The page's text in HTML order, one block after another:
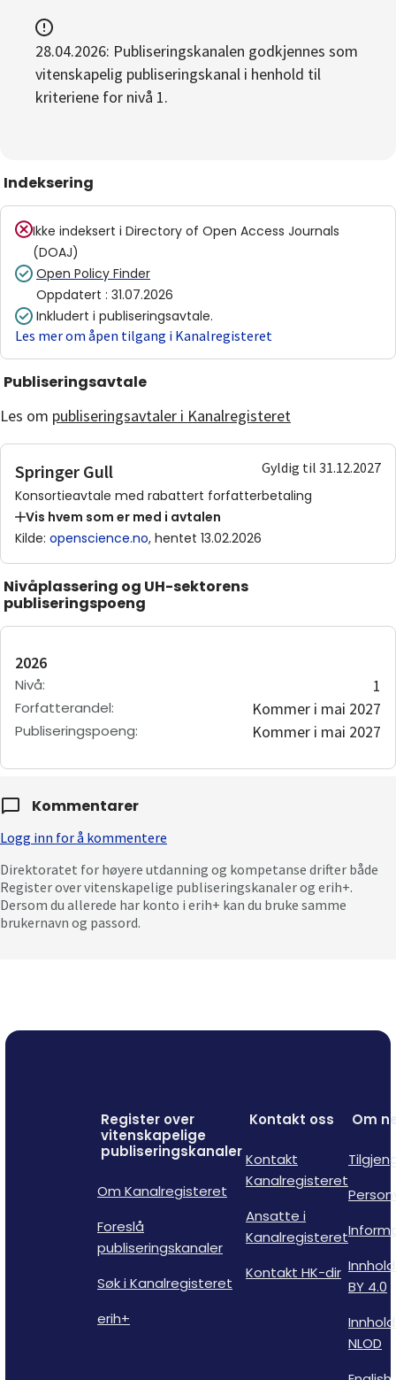
28.04.2026: Publiseringskanalen godkjennes som
vitenskapelig publiseringskanal i henhold til
kriteriene for nivå 1.
Indeksering
Ikke indeksert i Directory of Open Access Journals
(DOAJ)
Open Policy Finder
Oppdatert : 31.07.2026
Inkludert i publiseringsavtale.
Les mer om åpen tilgang i Kanalregisteret
Publiseringsavtale
Les om publiseringsavtaler i Kanalregisteret
Springer Gull
Gyldig til 31.12.2027
Konsortieavtale med rabattert forfatterbetaling
Vis hvem som er med i avtalen
Kilde: openscience.no, hentet 13.02.2026
Nivåplassering og UH-sektorens
publiseringspoeng
2026
Nivå: 1
Forfatterandel: Kommer i mai 2027
Publiseringspoeng: Kommer i mai 2027
Kommentarer
Logg inn for å kommentere
Direktoratet for høyere utdanning og kompetanse drifter både
Register over vitenskapelige publiseringskanaler og erih+.
Dersom du allerede har konto i erih+ kan du bruke samme
brukernavn og passord.
Register over
vitenskapelige
publiseringskanaler
Om Kanalregisteret
Foreslå
publiseringskanaler
Søk i Kanalregisteret
erih+
Kontakt oss
Kontakt
Kanalregisteret
Ansatte i
Kanalregisteret
Kontakt HK-dir
Om
BY 4.0
NLOD